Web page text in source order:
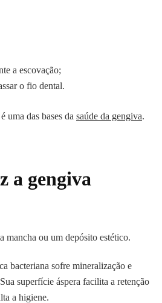
a escovação;
o fio dental.
uma das bases da saúde da gengiva.
a gengiva
mancha ou um depósito estético.
bacteriana sofre mineralização e
superfície áspera facilita a retenção
a higiene.